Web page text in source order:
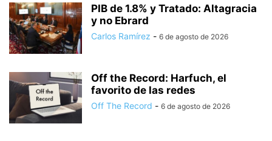
PIB de 1.8% y Tratado: Altagracia
y no Ebrard
Carlos Ramírez - 6 de agosto de 2026
Off the Record: Harfuch, el
favorito de las redes
Off The Record - 6 de agosto de 2026